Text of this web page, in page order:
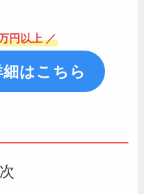
円以上 ／
はこちら